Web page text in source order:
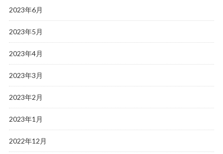
2023年6月
2023年5月
2023年4月
2023年3月
2023年2月
2023年1月
2022年12月